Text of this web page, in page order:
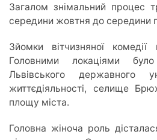
Загалом знімальний процес
середини жовтня до середини
Зйомки вітчизняної
Головними локаціями
Львівського державного
життєдіяльності, селище
площу міста.
Головна жіноча роль